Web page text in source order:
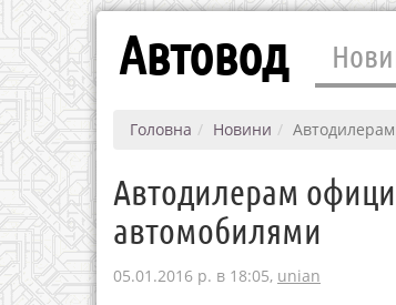
Автовод
Головна Новини
Автодилерам
автомобилями
05.01.2016 р. в 18:05, unian